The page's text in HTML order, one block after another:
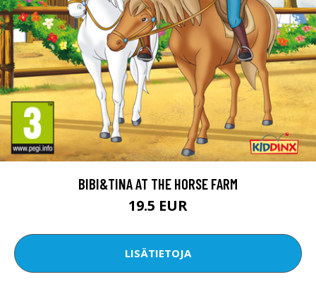
BIBI&TINA AT THE HORSE FARM
19.5 EUR
LISÄTIETOJA